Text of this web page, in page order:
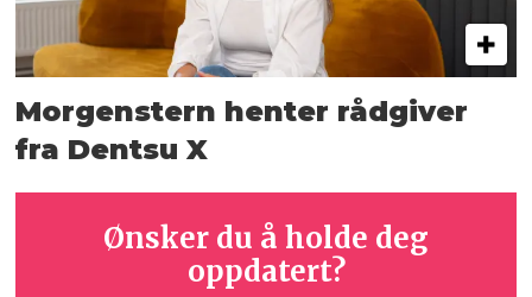
Morgenstern henter rådgiver
fra Dentsu X
Ønsker du å holde deg
oppdatert?